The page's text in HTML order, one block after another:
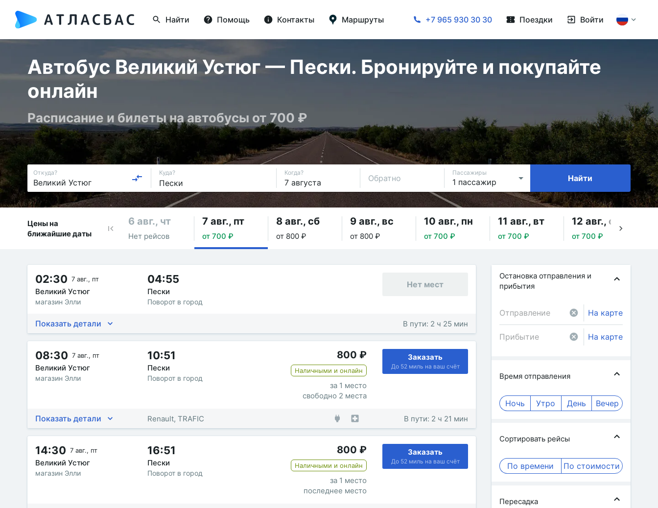
Найти Помощь Контакты Маршруты +7 965 930 30 30 Поездки Войти
Автобус Великий Устюг — Пески. Бронируйте и покупайте
онлайн
Расписание и билеты на автобусы от 700 ₽
Откуда? Куда? Когда?
Обратно
Пассажиры
Найти
Цены на
ближайшие даты
6 авг., чт
Нет рейсов
7 авг., пт
от 700 ₽
8 авг., сб
от 800 ₽
9 авг., вс
от 800 ₽
10 авг., пн
от 700 ₽
11 авг., вт
от 700 ₽
12 авг., ср
от 700 ₽
02:30 7 авг., пт
Великий Устюг
магазин Элли
04:55
Пески
Поворот в город
Нет мест
Показать детали В пути: 2 ч 25 мин
08:30 7 авг., пт
Великий Устюг
магазин Элли
10:51
Пески
Поворот в город
800 ₽
Наличными и онлайн
за 1 место
свободно 2 места
Заказать
До 52 миль на ваш счёт
Показать детали Renault, TRAFIC В пути: 2 ч 21 мин
14:30 7 авг., пт
Великий Устюг
магазин Элли
16:51
Пески
Поворот в город
800 ₽
Наличными и онлайн
за 1 место
последнее место
Заказать
До 52 миль на ваш счёт
Остановка отправления и
прибытия
На карте
На карте
Время отправления
Ночь Утро День Вечер
Сортировать рейсы
По времени По стоимости
Пересадка